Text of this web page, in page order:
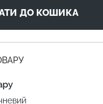
ДО КОШИКА